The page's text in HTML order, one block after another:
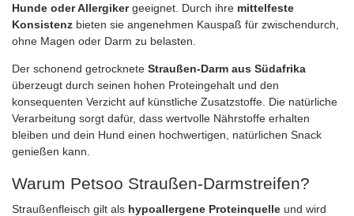
Hunde oder Allergikergeeignet. Durch ihre mittelfeste
Konsistenz bieten sie angenehmen Kauspaß für zwischendurch,
ohne Magen oder Darm zu belasten.
Der schonend getrocknete Straußen‑Darm aus Südafrika
überzeugt durch seinen hohen Proteingehalt und den
konsequenten Verzicht auf künstliche Zusatzstoffe. Die natürliche
Verarbeitung sorgt dafür, dass wertvolle Nährstoffe erhalten
bleiben und dein Hund einen hochwertigen, natürlichen Snack
genießen kann.
Warum Petsoo Straußen‑Darmstreifen?
Straußenfleisch gilt als hypoallergene Proteinquelle und wird